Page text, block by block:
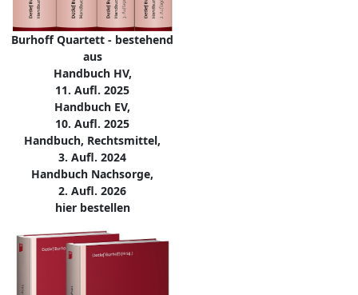
Burhoff Quartett - bestehend
aus
Handbuch HV,
11. Aufl. 2025
Handbuch EV,
10. Aufl. 2025
Handbuch, Rechtsmittel,
3. Aufl. 2024
Handbuch Nachsorge,
2. Aufl. 2026
hier bestellen